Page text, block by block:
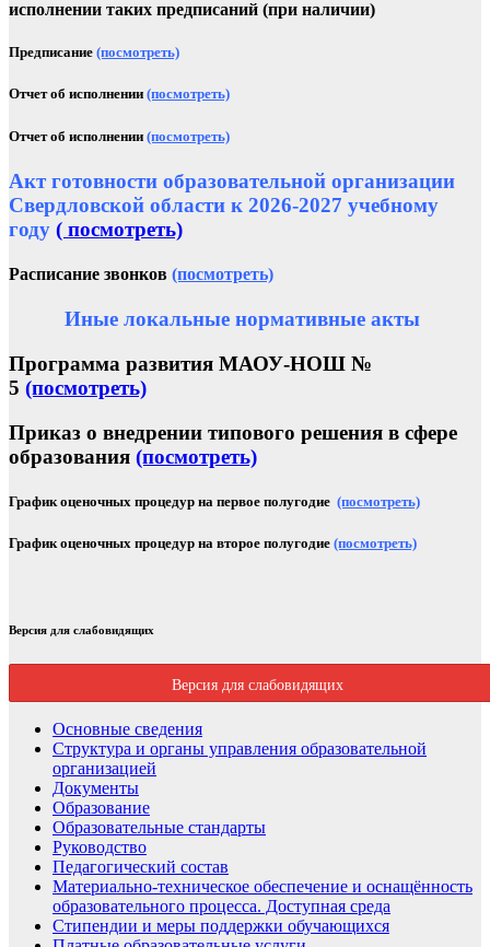
исполнении таких предписаний (при наличии)
Предписание (посмотреть)
Отчет об исполнении (посмотреть)
Отчет об исполнении (посмотреть)
Акт готовности образовательной организации
Свердловской области к 2026-2027 учебному
году ( посмотреть)
Расписание звонков (посмотреть)
Иные локальные нормативные акты
Программа развития МАОУ-НОШ №
5 (посмотреть)
Приказ о внедрении типового решения в сфере
образования (посмотреть)
График оценочных процедур на первое полугодие (посмотреть)
График оценочных процедур на второе полугодие (посмотреть)
Версия для слабовидящих
Версия для слабовидящих
Основные сведения
Структура и органы управления образовательной
организацией
Документы
Образование
Образовательные стандарты
Руководство
Педагогический состав
Материально-техническое обеспечение и оснащённость
образовательного процесса. Доступная среда
Стипендии и меры поддержки обучающихся